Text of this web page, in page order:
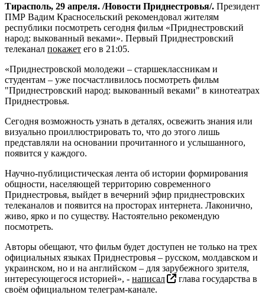
Тирасполь, 29 апреля. /Новости Приднестровья/. Президент
ПМР Вадим Красносельский рекомендовал жителям
республики посмотреть сегодня фильм «Приднестровский
народ: выкованный веками». Первый Приднестровский
телеканал покажет его в 21:05.
«Приднестровской молодежи – старшеклассникам и
студентам – уже посчастливилось посмотреть фильм
"Приднестровский народ: выкованный веками" в кинотеатрах
Приднестровья.
Сегодня возможность узнать в деталях, освежить знания или
визуально проиллюстрировать то, что до этого лишь
представляли на основании прочитанного и услышанного,
появится у каждого.
Научно-публицистическая лента об истории формирования
общности, населяющей территорию современного
Приднестровья, выйдет в вечерний эфир приднестровских
телеканалов и появится на просторах интернета. Лаконично,
живо, ярко и по существу. Настоятельно рекомендую
посмотреть.
Авторы обещают, что фильм будет доступен не только на трех
официальных языках Приднестровья – русском, молдавском и
украинском, но и на английском – для зарубежного зрителя,
интересующегося историей», - написал
глава государства в
своём официальном телеграм-канале.